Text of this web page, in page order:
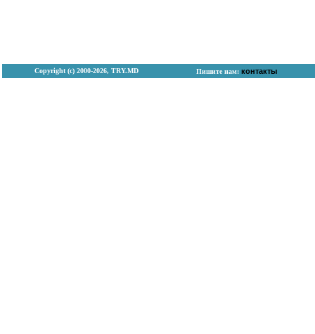
Copyright (с) 2000-2026, TRY.MD Пишите нам: контакты